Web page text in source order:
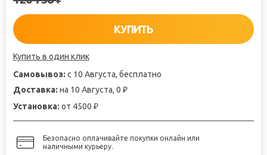
КУПИТЬ
Купить в один клик
Самовывоз: с 10 Августа, бесплатно
Доставка: на 10 Августа, 0 ₽
Установка: от 4500 ₽
Безопасно оплачивайте покупки онлайн или
наличными курьеру.